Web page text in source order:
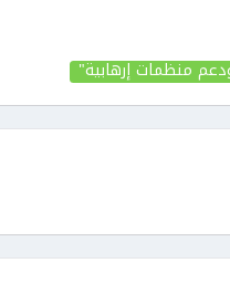
منظمات إرهابية"